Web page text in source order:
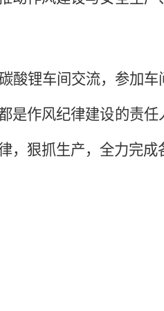
酸锂车间交流，参加
是作风纪律建设的责
，狠抓生产，全力完成